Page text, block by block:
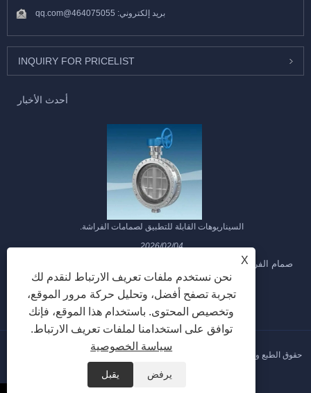
بريد إلكتروني: 464075055@qq.com
INQUIRY FOR PRICELIST
أحدث الأخبار
السيناريوهات القابلة للتطبيق لصمامات الفراشة.
2026/02/04
صمام الفراشة مناسب لتنظيم التدفق. نظرًا لفقد الضغط الكبير لصمام
الفراشة في خط الأنابيب، فإن قوة...
X
نحن نستخدم ملفات تعريف الارتباط لنقدم لك
تجربة تصفح أفضل، وتحليل حركة مرور الموقع،
وتخصيص المحتوى. باستخدام هذا الموقع، فإنك
توافق على استخدامنا لملفات تعريف الارتباط.
سياسة الخصوصية
يرفض يقبل